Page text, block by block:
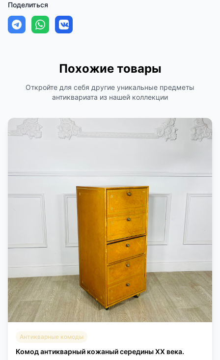
Поделиться
Похожие товары
Откройте для себя другие уникальные предметы
антиквариата из нашей коллекции
Антикварные комоды
Комод антикварный кожаный середины XX века.